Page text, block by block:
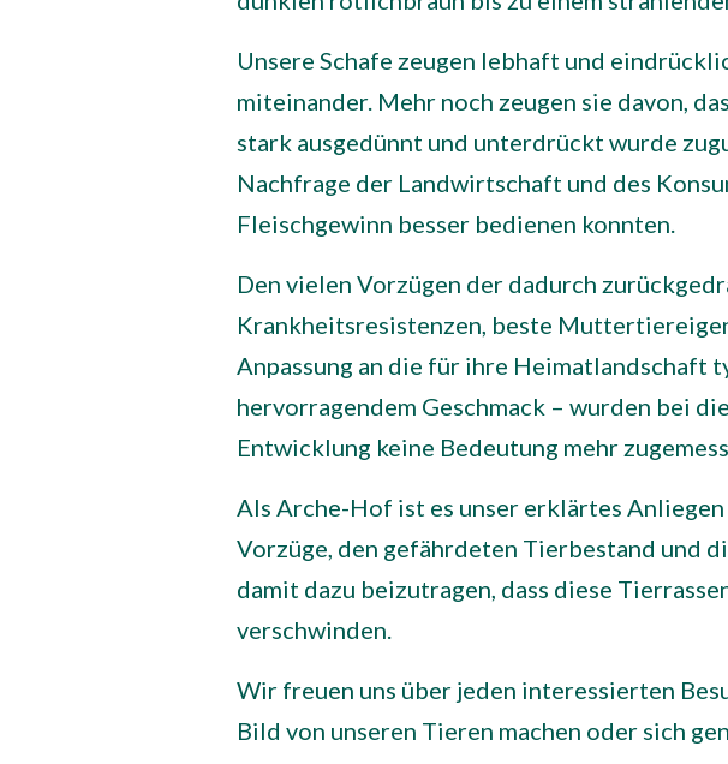
Unsere Schafe zeugen lebhaft und
miteinander. Mehr noch zeugen sie davon,
stark ausgedünnt und unterdrückt wurde
Nachfrage der Landwirtschaft und des
Fleischgewinn besser bedienen konnten.
Den vielen Vorzügen der dadurch
Krankheitsresistenzen, beste
Anpassung an die für ihre Heimatlandschaft
hervorragendem Geschmack – wurden bei
Entwicklung keine Bedeutung mehr
Als Arche-Hof ist es unser erklärtes
Vorzüge, den gefährdeten Tierbestand und
damit dazu beizutragen, dass diese
verschwinden.
Wir freuen uns über jeden interessierten
Bild von unseren Tieren machen oder sich